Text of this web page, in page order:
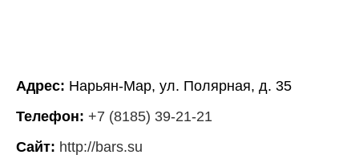
Адрес: Нарьян-Мар, ул. Полярная, д. 35
Телефон: +7 (8185) 39-21-21
Сайт: http://bars.su